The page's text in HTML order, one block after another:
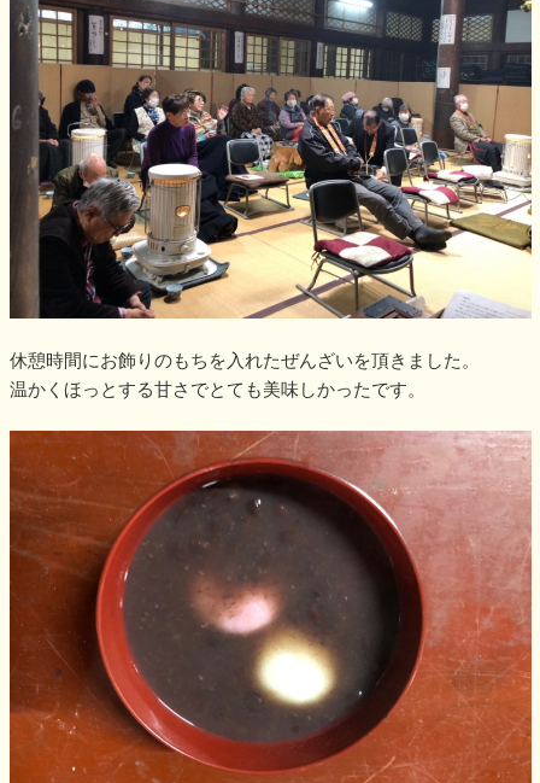
休憩時間にお飾りのもちを入れたぜんざいを頂きました。
温かくほっとする甘さでとても美味しかったです。